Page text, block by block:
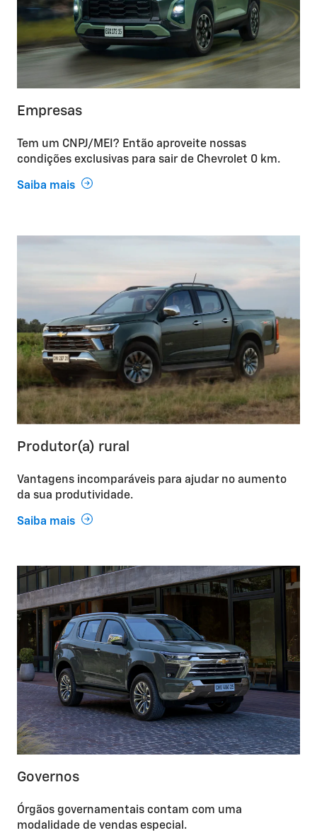
Empresas
Tem um CNPJ/MEI? Então aproveite nossas
condições exclusivas para sair de Chevrolet 0 km.
Saiba mais
Produtor(a) rural
Vantagens incomparáveis para ajudar no aumento
da sua produtividade.
Saiba mais
Governos
Órgãos governamentais contam com uma
modalidade de vendas especial.